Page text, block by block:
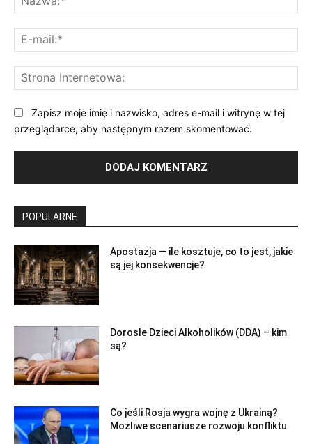
Zapisz moje imię i nazwisko, adres e-mail i witrynę w tej
przeglądarce, aby następnym razem skomentować.
POPULARNE
Apostazja — ile kosztuje, co to jest, jakie
są jej konsekwencje?
Dorosłe Dzieci Alkoholików (DDA) – kim
są?
Co jeśli Rosja wygra wojnę z Ukrainą?
Możliwe scenariusze rozwoju konfliktu